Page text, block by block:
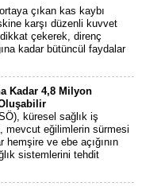
çıkan kas kaybı
karşı düzenli kuvvet
çekerek, direnç
kadar bütüncül faydalar
Kadar 4,8 Milyon
küresel sağlık iş
mevcut eğilimlerin sürmesi
hemşire ve ebe açığının
sistemlerini tehdit